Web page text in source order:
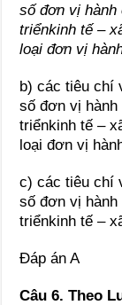
số đơn vị
triểnkinh tế –
loại đơn vị
b) các tiêu chí
số đơn vị
triểnkinh tế –
loại đơn vị
c) các tiêu chí
số đơn vị
triểnkinh tế –
Đáp án A
Câu 6. Theo